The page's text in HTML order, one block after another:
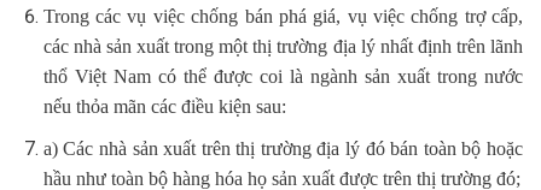
Trong các vụ việc chống bán phá giá, vụ việc chống trợ cấp,
các nhà sản xuất trong một thị trường địa lý nhất định trên lãnh
thổ Việt Nam có thể được coi là ngành sản xuất trong nước
nếu thỏa mãn các điều kiện sau:
a) Các nhà sản xuất trên thị trường địa lý đó bán toàn bộ hoặc
hầu như toàn bộ hàng hóa họ sản xuất được trên thị trường đó;